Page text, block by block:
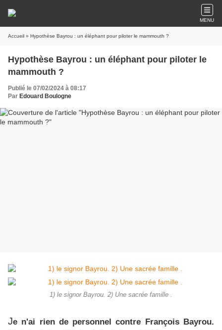
MENU
Accueil » Hypothèse Bayrou : un éléphant pour piloter le mammouth ?
Hypothèse Bayrou : un éléphant pour piloter le
mammouth ?
Publié le 07/02/2024 à 08:17
Par Edouard Boulogne
1) le signor Bayrou. 2) Une sacrée famille .
Je n'ai rien de personnel contre François Bayrou.